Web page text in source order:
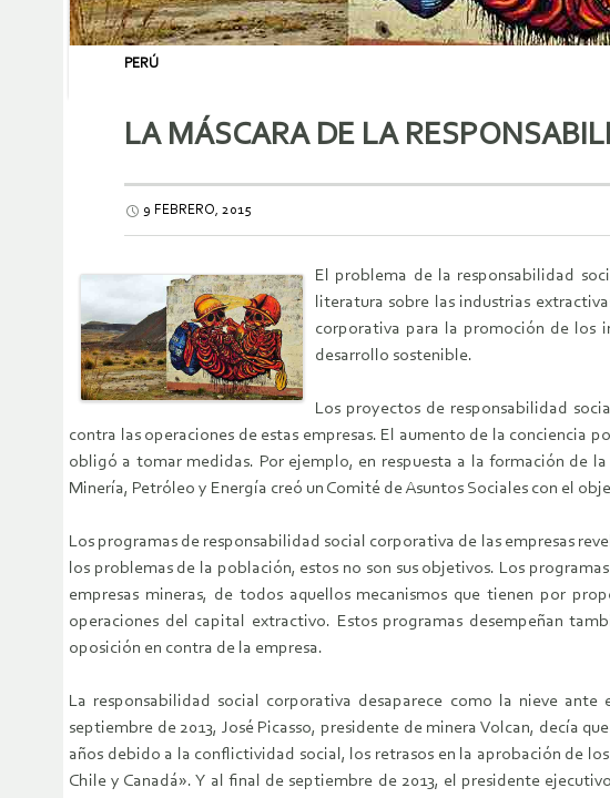
PERÚ
LA MÁSCARA DE LA
9 FEBRERO, 2015
El problema de la responsabilidad
literatura sobre las industrias
corporativa para la promoción de los
desarrollo sostenible.
Los proyectos de responsabilidad
contra las operaciones de estas empresas. El aumento de la conciencia
obligó a tomar medidas. Por ejemplo, en respuesta a la formación de
Minería, Petróleo y Energía creó un Comité de Asuntos Sociales con el
Los programas de responsabilidad social corporativa de las empresas
los problemas de la población, estos no son sus objetivos. Los
empresas mineras, de todos aquellos mecanismos que tienen por
operaciones del capital extractivo. Estos programas desempeñan
oposición en contra de la empresa.
La responsabilidad social corporativa desaparece como la nieve
septiembre de 2013, José Picasso, presidente de minera Volcan, decía
años debido a la conflictividad social, los retrasos en la aprobación de
Chile y Canadá». Y al final de septiembre de 2013, el presidente